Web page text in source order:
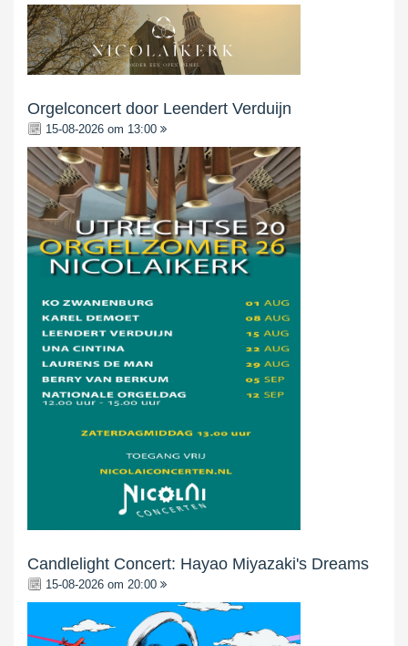
Orgelconcert door Leendert Verduijn
15-08-2026 om 13:00
Candlelight Concert: Hayao Miyazaki's Dreams
15-08-2026 om 20:00